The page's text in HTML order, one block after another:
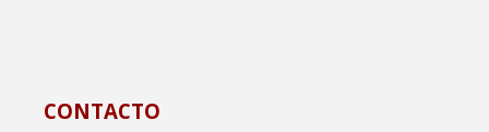
CONTACTO